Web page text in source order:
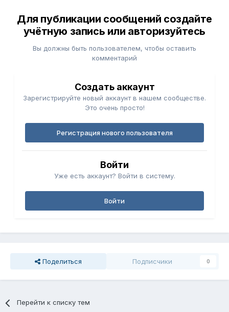
Для публикации сообщений создайте
учётную запись или авторизуйтесь
Вы должны быть пользователем, чтобы оставить
комментарий
Создать аккаунт
Зарегистрируйте новый аккаунт в нашем сообществе.
Это очень просто!
Регистрация нового пользователя
Войти
Уже есть аккаунт? Войти в систему.
Войти
Поделиться Подписчики 0
Перейти к списку тем